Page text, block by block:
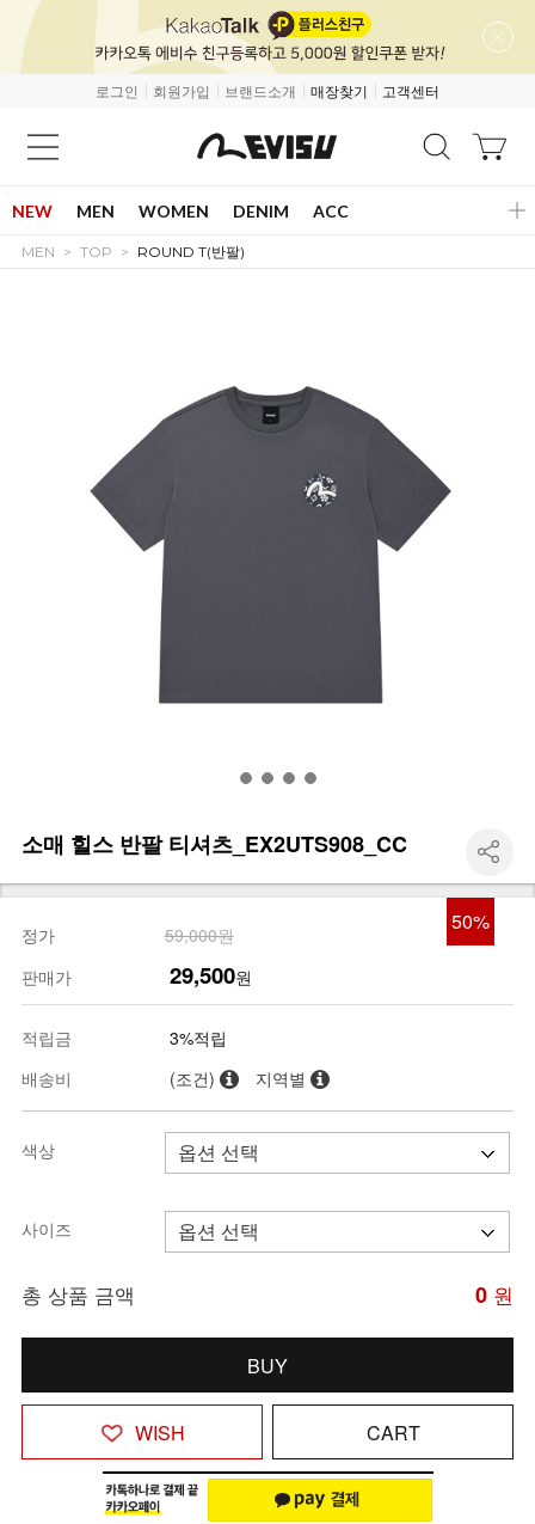
로그인 회원가입 브랜드소개 매장찾기 고객센터
NEW MEN WOMEN DENIM ACC
MEN TOP ROUND T(반팔)
소매 힐스 반팔 티셔츠_EX2UTS908_CC
50%
정가
59,000원
판매가
29,500원
적립금
3%적립
배송비
(조건) 지역별
색상
사이즈
총 상품 금액 0 원
BUY
WISH CART